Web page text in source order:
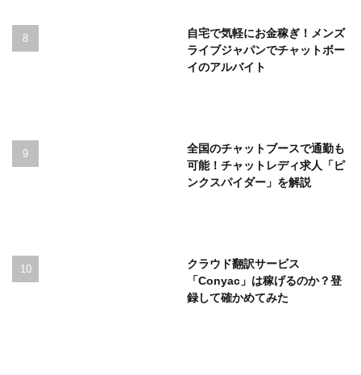
自宅で気軽にお金稼ぎ！メンズ
ライブジャパンでチャットボー
イのアルバイト
全国のチャットブースで通勤も
可能！チャットレディ求人「ピ
ンクスパイダー」を解説
クラウド翻訳サービス
「Conyac」は稼げるのか？登
録して確かめてみた